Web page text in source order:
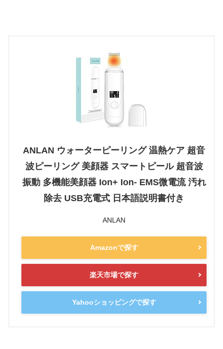
ANLAN ウォーターピーリング 温熱ケア 超音
波ピーリング 美顔器 スマートピール 超音波
振動 多機能美顔器 Ion+ Ion- EMS微電流 汚れ
除去 USB充電式 日本語説明書付き
ANLAN
Amazonで探す
楽天市場で探す
Yahooショッピングで探す